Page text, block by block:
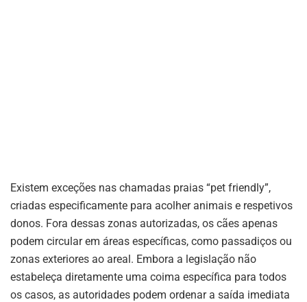
Existem exceções nas chamadas praias “pet friendly”,
criadas especificamente para acolher animais e respetivos
donos. Fora dessas zonas autorizadas, os cães apenas
podem circular em áreas específicas, como passadiços ou
zonas exteriores ao areal. Embora a legislação não
estabeleça diretamente uma coima específica para todos
os casos, as autoridades podem ordenar a saída imediata